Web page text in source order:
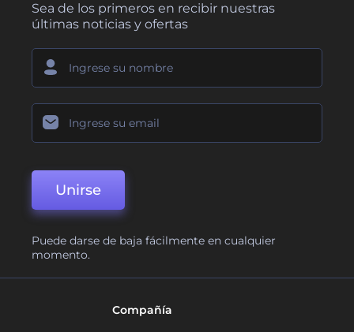
Sea de los primeros en recibir nuestras
últimas noticias y ofertas
Unirse
Puede darse de baja fácilmente en cualquier
momento.
Compañía